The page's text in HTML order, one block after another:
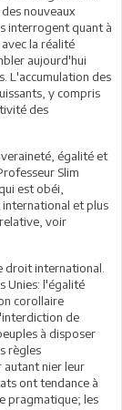
nouveaux
interrogent quant à
la réalité
aujourd'hui
L'accumulation des
y compris
des
égalité et
Slim
est obéi,
et plus
voir
droit international.
Unies: l'égalité
corollaire
de
à disposer
règles
autant nier leur
ont tendance à
pragmatique; les